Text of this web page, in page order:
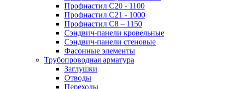
Профнастил С20 - 1100
Профнастил С21 - 1000
Профнастил С8 – 1150
Сэндвич-панели кровельные
Сэндвич-панели стеновые
Фасонные элементы
Трубопроводная арматура
Заглушки
Отводы
Переходы